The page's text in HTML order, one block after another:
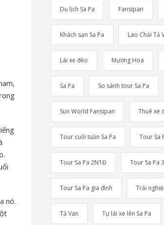
nó.
Du lịch Sa Pa Fansipan
Khách sạn Sa Pa Lao Chải Tả
Lái xe đèo Mường Hoa
Sa Pa So sánh tour Sa Pa
Sun World Fansipan Thuê xe
Tour cuối tuần Sa Pa Tour Sa
Tour Sa Pa 2N1Đ Tour Sa Pa
Tour Sa Pa gia đình Trải
Tả Van Tự lái xe lên Sa Pa